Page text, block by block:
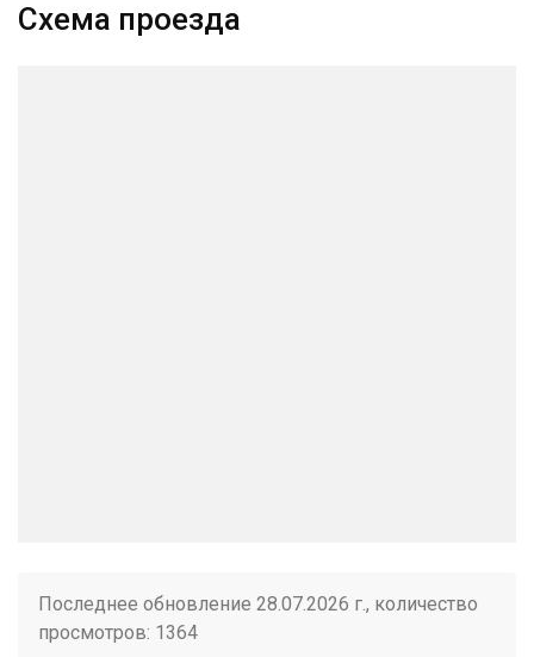
Схема проезда
Последнее обновление 28.07.2026 г., количество
просмотров: 1364